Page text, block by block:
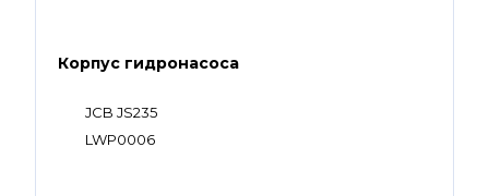
Корпус гидронасоса
JCB JS235
LWP0006